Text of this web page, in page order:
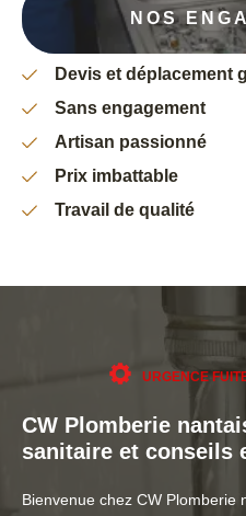
NOS
Devis et déplacement
Sans engagement
Artisan passionné
Prix imbattable
Travail de qualité
URGENCE
CW Plomberie
sanitaire et conseils
Bienvenue chez CW Plomberie